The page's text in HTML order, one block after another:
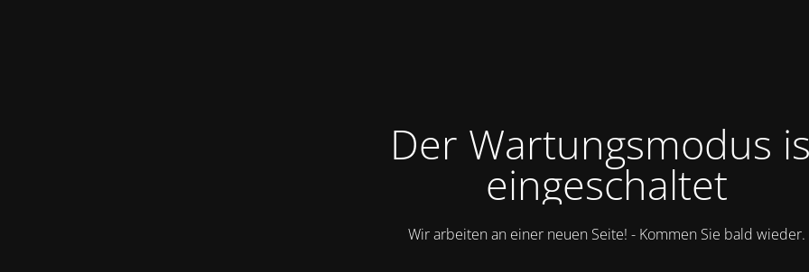
Der Wartungsmodus
eingeschaltet
Wir arbeiten an einer neuen Seite! - Kommen Sie bald wieder.